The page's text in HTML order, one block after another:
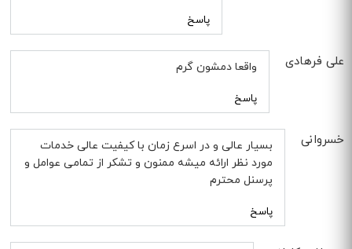
پاسخ
علی فرهادی واقعا دمشون گرم
پاسخ
خسروانی
بسیار عالی و در اسرع زمان با کیفیت عالی خدمات
مورد نظر ارائه میشه ممنون و تشکر از تمامی عوامل و
پرسنل محترم
پاسخ